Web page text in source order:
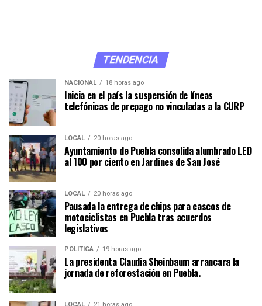
TENDENCIA
NACIONAL 18 horas ago
Inicia en el país la suspensión de líneas
telefónicas de prepago no vinculadas a la CURP
LOCAL 20 horas ago
Ayuntamiento de Puebla consolida alumbrado LED
al 100 por ciento en Jardines de San José
LOCAL 20 horas ago
Pausada la entrega de chips para cascos de
motociclistas en Puebla tras acuerdos
legislativos
POLÍTICA 19 horas ago
La presidenta Claudia Sheinbaum arrancara la
jornada de reforestación en Puebla.